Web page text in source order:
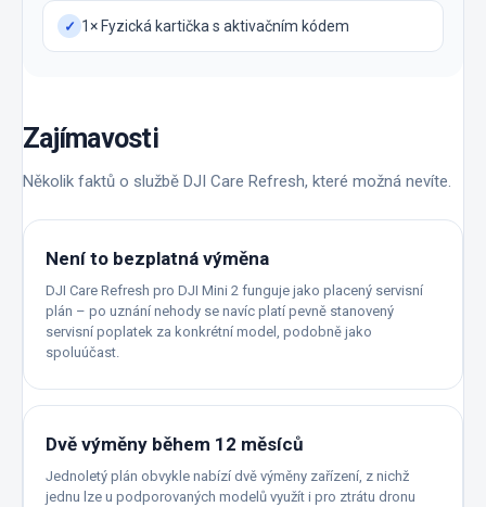
✓ 1× Fyzická kartička s aktivačním kódem
Zajímavosti
Několik faktů o službě DJI Care Refresh, které možná nevíte.
Není to bezplatná výměna
DJI Care Refresh pro DJI Mini 2 funguje jako placený servisní
plán – po uznání nehody se navíc platí pevně stanovený
servisní poplatek za konkrétní model, podobně jako
spoluúčast.
Dvě výměny během 12 měsíců
Jednoletý plán obvykle nabízí dvě výměny zařízení, z nichž
jednu lze u podporovaných modelů využít i pro ztrátu dronu